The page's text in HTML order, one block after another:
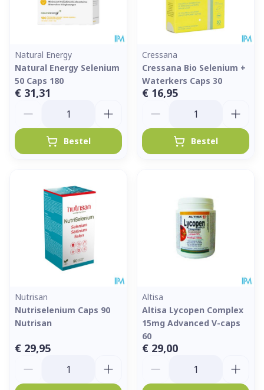
Natural Energy
Natural Energy Selenium
50 Caps 180
€ 31,31
Bestel
Cressana
Cressana Bio Selenium +
Waterkers Caps 30
€ 16,95
Bestel
Nutrisan
Nutriselenium Caps 90
Nutrisan
€ 29,95
Altisa
Altisa Lycopen Complex
15mg Advanced V-caps
60
€ 29,00